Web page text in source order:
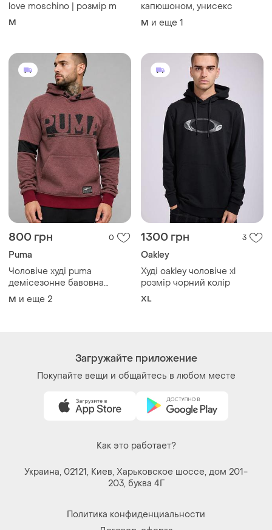
800 грн 0
Puma
Чоловіче худі puma
демісезонне бавовна
щільна мешковина цегляне
туреччина,осінь/весна
1300 грн 3
Oakley
Худі oakley чоловіче xl
розмір чорний колір
Загружайте приложение
Покупайте вещи и общайтесь в любом месте
Как это работает?
Украина, 02121, Киев, Харьковское шоссе, дом 201-
203, буква 4Г
Политика конфиденциальности
Контакты